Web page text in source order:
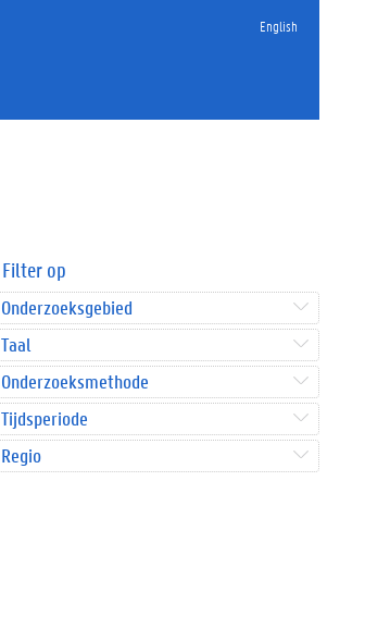
English
Filter op
Onderzoeksgebied
Taal
Onderzoeksmethode
Tijdsperiode
Regio